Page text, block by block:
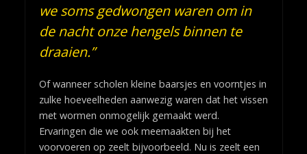
we soms gedwongen waren om in
de nacht onze hengels binnen te
draaien.”
Of wanneer scholen kleine baarsjes en voorntjes in
zulke hoeveelheden aanwezig waren dat het vissen
met wormen onmogelijk gemaakt werd.
Ervaringen die we ook meemaakten bij het
voorvoeren op zeelt bijvoorbeeld. Nu is zeelt een